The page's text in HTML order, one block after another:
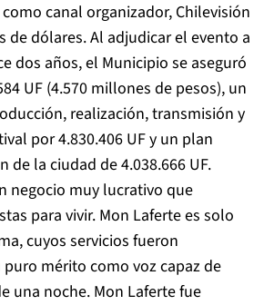
canal organizador, Chilevisión
de dólares. Al adjudicar el evento a
dos años, el Municipio se aseguró
UF (4.570 millones de pesos), un
realización, transmisión y
por 4.830.406 UF y un plan
de la ciudad de 4.038.666 UF.
negocio muy lucrativo que
para vivir. Mon Laferte es solo
cuyos servicios fueron
mérito como voz capaz de
una noche. Mon Laferte fue